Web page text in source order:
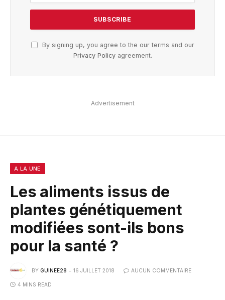
By signing up, you agree to the our terms and our
Privacy Policyagreement.
Advertisement
A LA UNE
Les aliments issus de
plantes génétiquement
modifiées sont-ils bons
pour la santé ?
BY GUINEE28 16 JUILLET 2018 AUCUN COMMENTAIRE
4 MINS READ